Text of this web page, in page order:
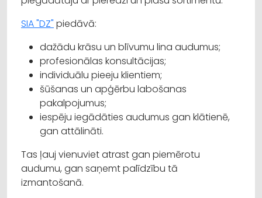
SIA "DZ" piedāvā:
dažādu krāsu un blīvumu lina audumus;
profesionālas konsultācijas;
individuālu pieeju klientiem;
šūšanas un apģērbu labošanas
pakalpojumus;
iespēju iegādāties audumus gan klātienē,
gan attālināti.
Tas ļauj vienuviet atrast gan piemērotu
audumu, gan saņemt palīdzību tā
izmantošanā.